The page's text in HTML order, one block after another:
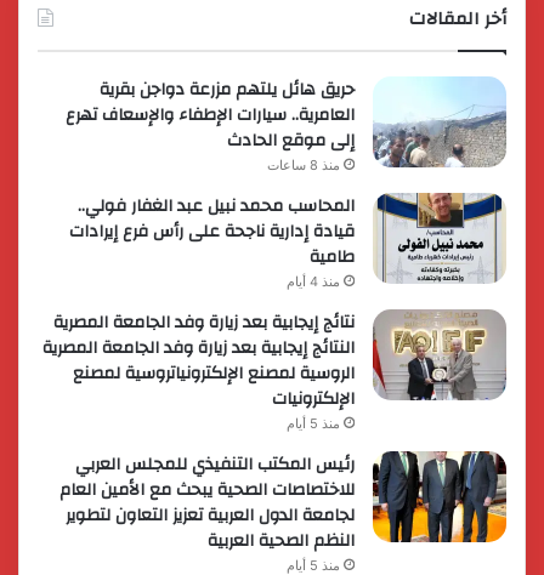
أخر المقالات
حريق هائل يلتهم مزرعة دواجن بقرية
العامرية.. سيارات الإطفاء والإسعاف تهرع
إلى موقع الحادث
منذ 8 ساعات
المحاسب محمد نبيل عبد الغفار فولي..
قيادة إدارية ناجحة على رأس فرع إيرادات
طامية
منذ 4 أيام
نتائج إيجابية بعد زيارة وفد الجامعة المصرية
النتائج إيجابية بعد زيارة وفد الجامعة المصرية
الروسية لمصنع الإلكترونياتروسية لمصنع
الإلكترونيات
منذ 5 أيام
رئيس المكتب التنفيذي للمجلس العربي
للاختصاصات الصحية يبحث مع الأمين العام
لجامعة الدول العربية تعزيز التعاون لتطوير
النظم الصحية العربية
منذ 5 أيام